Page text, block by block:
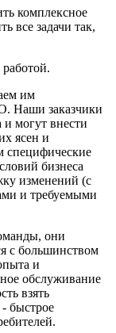
комплексное
все задачи так,
им
Наши заказчики
и могут внести
ясен и
специфические
бизнеса
изменений (с
и требуемыми
они
с большинством
и
обслуживание
взять
- быстрое